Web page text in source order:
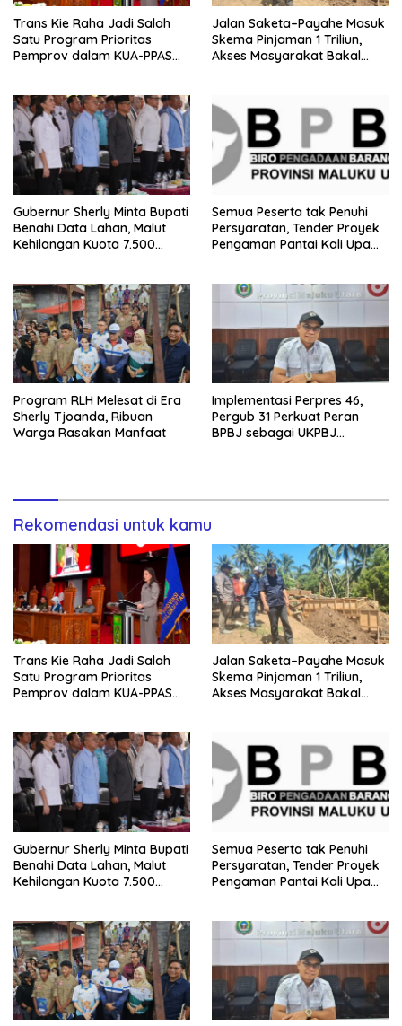
Trans Kie Raha Jadi Salah
Satu Program Prioritas
Pemprov dalam KUA-PPAS
Jalan Saketa–Payahe Masuk
Skema Pinjaman 1 Triliun,
Akses Masyarakat Bakal
Gubernur Sherly Minta Bupati
Benahi Data Lahan, Malut
Kehilangan Kuota 7.500
Semua Peserta tak Penuhi
Persyaratan, Tender Proyek
Pengaman Pantai Kali Upa
Program RLH Melesat di Era
Sherly Tjoanda, Ribuan
Warga Rasakan Manfaat
Implementasi Perpres 46,
Pergub 31 Perkuat Peran
BPBJ sebagai UKPBJ
Rekomendasi untuk kamu
Trans Kie Raha Jadi Salah
Satu Program Prioritas
Pemprov dalam KUA-PPAS
Jalan Saketa–Payahe Masuk
Skema Pinjaman 1 Triliun,
Akses Masyarakat Bakal
Gubernur Sherly Minta Bupati
Benahi Data Lahan, Malut
Kehilangan Kuota 7.500
Semua Peserta tak Penuhi
Persyaratan, Tender Proyek
Pengaman Pantai Kali Upa